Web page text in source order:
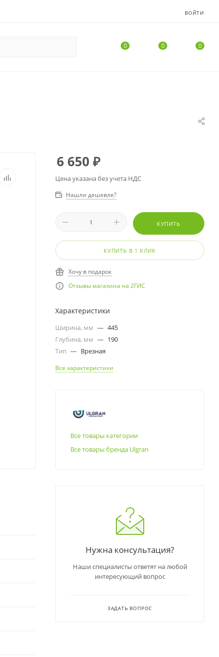
ВОЙТИ
0 0 0
6 650 ₽
Цена указана без учета НДС
Нашли дешевле?
КУПИТЬ
КУПИТЬ В 1 КЛИК
Хочу в подарок
Отзывы магазина на 2ГИС
Характеристики
Ширина, мм — 445
Глубина, мм — 190
Тип — Врезная
Все характеристики
Все товары категории
Все товары бренда Ulgran
Нужна консультация?
Наши специалисты ответят на любой
интересующий вопрос
ЗАДАТЬ ВОПРОС